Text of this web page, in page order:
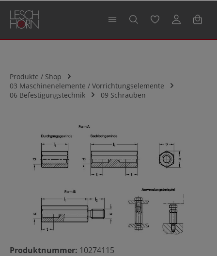
springen
Produkte / Shop
03 Maschinenelemente / Vorrichtungselemente
06 Befestigungstechnik
09 Schrauben
Bildergalerie überspringen
Produktnummer: 10274115